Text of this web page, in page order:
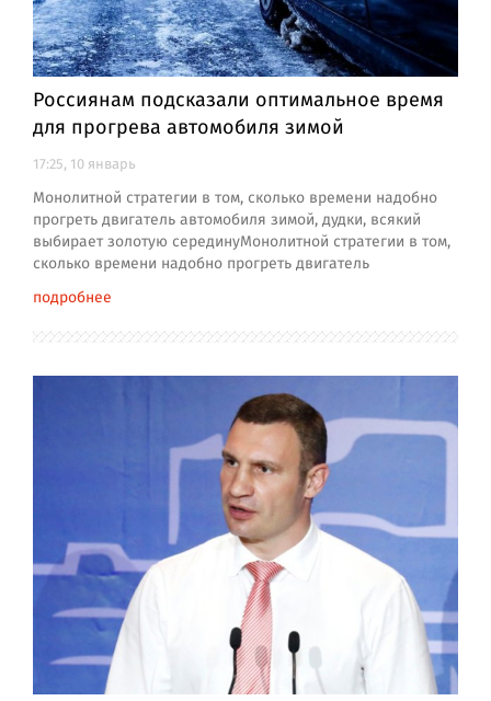
Россиянам подсказали оптимальное время
для прогрева автомобиля зимой
17:25, 10 январь
Монолитной стратегии в том, сколько времени надобно
прогреть двигатель автомобиля зимой, дудки, всякий
выбирает золотую серединуМонолитной стратегии в том,
сколько времени надобно прогреть двигатель
подробнее